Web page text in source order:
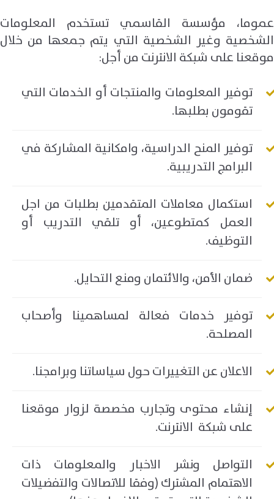
عموما، مؤسسة القاسمي تستخدم المعلومات
الشخصية وغير الشخصية التي يتم جمعها من خلال
موقعنا على شبكة الانترنت من أجل:
توفير المعلومات والمنتجات أو الخدمات التي
تقومون بطلبها.
توفير المنح الدراسية، وامكانية المشاركة في
البرامج التدريبية.
استكمال معاملات المتقدمين بطلبات من اجل
العمل كمتطوعين، أو تلقي التدريب أو
التوظيف.
ضمان الأمن، والائتمان ومنع التحايل.
توفير خدمات فعالة لمساهمينا وأصحاب
المصلحة.
الاعلان عن التغييرات حول سياساتنا وبرامجنا.
إنشاء محتوى وتجارب مخصصة لزوار موقعنا
على شبكة الانترنت.
التواصل ونشر الاخبار والمعلومات ذات
الاهتمام المشترك (وفقا للاتصالات والتفضيلات